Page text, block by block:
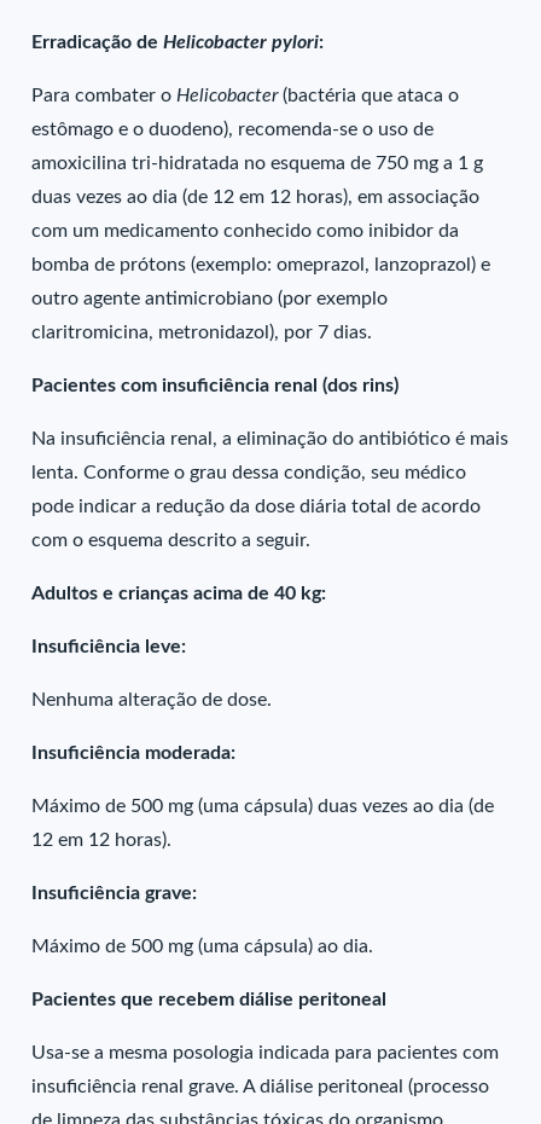
Erradicação deHelicobacter pylori:
Para combater o Helicobacter(bactéria que ataca o
estômago e o duodeno), recomenda-se o uso de
amoxicilina tri-hidratada no esquema de 750 mg a 1 g
duas vezes ao dia (de 12 em 12 horas), em associação
com um medicamento conhecido como inibidor da
bomba de prótons (exemplo: omeprazol, lanzoprazol) e
outro agente antimicrobiano (por exemplo
claritromicina, metronidazol), por 7 dias.
Pacientes com insuficiência renal (dos rins)
Na insuficiência renal, a eliminação do antibiótico é mais
lenta. Conforme o grau dessa condição, seu médico
pode indicar a redução da dose diária total de acordo
com o esquema descrito a seguir.
Adultos e crianças acima de 40 kg:
Insuficiência leve:
Nenhuma alteração de dose.
Insuficiência moderada:
Máximo de 500 mg (uma cápsula) duas vezes ao dia (de
12 em 12 horas).
Insuficiência grave:
Máximo de 500 mg (uma cápsula) ao dia.
Pacientes que recebem diálise peritoneal
Usa-se a mesma posologia indicada para pacientes com
insuficiência renal grave. A diálise peritoneal (processo